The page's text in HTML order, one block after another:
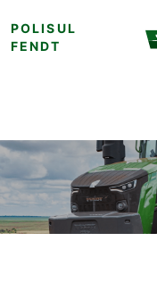
Skip
to
POLISUL
FENDT